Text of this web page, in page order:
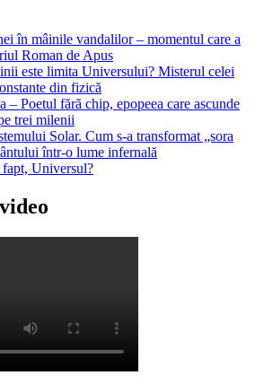
în mâinile vandalilor – momentul care a
Roman de Apus
este limita Universului? Misterul celei
din fizică
– Poetul fără chip, epopeea care ascunde
trei milenii
Solar. Cum s-a transformat „sora
într-o lume infernală
fapt, Universul?